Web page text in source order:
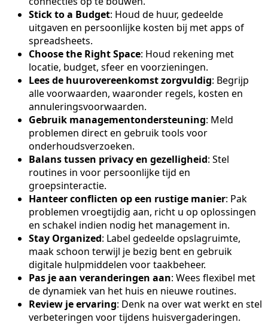
Stick to a Budget: Houd de huur, gedeelde
uitgaven en persoonlijke kosten bij met apps of
spreadsheets.
Choose the Right Space: Houd rekening met
locatie, budget, sfeer en voorzieningen.
Lees de huurovereenkomst zorgvuldig: Begrijp
alle voorwaarden, waaronder regels, kosten en
annuleringsvoorwaarden.
Gebruik managementondersteuning: Meld
problemen direct en gebruik tools voor
onderhoudsverzoeken.
Balans tussen privacy en gezelligheid: Stel
routines in voor persoonlijke tijd en
groepsinteractie.
Hanteer conflicten op een rustige manier: Pak
problemen vroegtijdig aan, richt u op oplossingen
en schakel indien nodig het management in.
Stay Organized: Label gedeelde opslagruimte,
maak schoon terwijl je bezig bent en gebruik
digitale hulpmiddelen voor taakbeheer.
Pas je aan veranderingen aan: Wees flexibel met
de dynamiek van het huis en nieuwe routines.
Review je ervaring: Denk na over wat werkt en stel
verbeteringen voor tijdens huisvergaderingen.